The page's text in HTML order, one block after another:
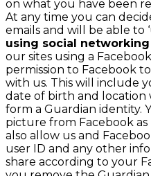
on what you have been
At any time you can
emails and will be able to
using social
our sites using a
permission to Facebook
with us. This will include
date of birth and
form a Guardian identity.
picture from Facebook as
also allow us and
user ID and any other
share according to your